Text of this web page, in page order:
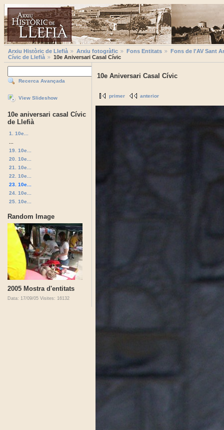
Arxiu Històric de Llefià Arxiu fotogràfic Fons Entitats
Fons de l'AV Sant
Cívic de Llefià
10e Aniversari Casal Cívic
Recerca Avançada
View Slideshow
10e aniversari casal Cívic
de Llefià
1. 10e...
19. 10e...
20. 10e...
21. 10e...
22. 10e...
23. 10e...
24. 10e...
25. 10e...
Random Image
2005 Mostra d'entitats
Data: 17/09/05 Visites: 16132
10e Aniversari Casal Cívic
primer anterior